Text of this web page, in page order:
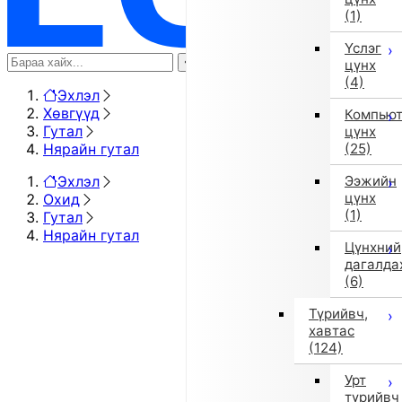
(1)
Үслэг
цүнх
(4)
цүнх
(25)
Ээжийн
цүнх
(1)
Цүнхний
(6)
Түрийвч,
хавтас
(124)
Урт
түрийвч
Эхлэл
Хөвгүүд
Гутал
Нярайн гутал
Эхлэл
Охид
Гутал
Нярайн гутал